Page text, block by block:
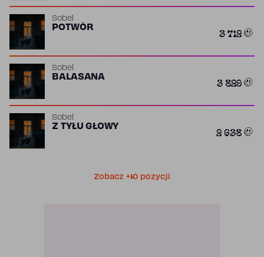
Sobel
POTWÓR 3 712
Sobel
BALASANA 3 829
Sobel
Z TYŁU GŁOWY 2 638
Zobacz +10 pozycji